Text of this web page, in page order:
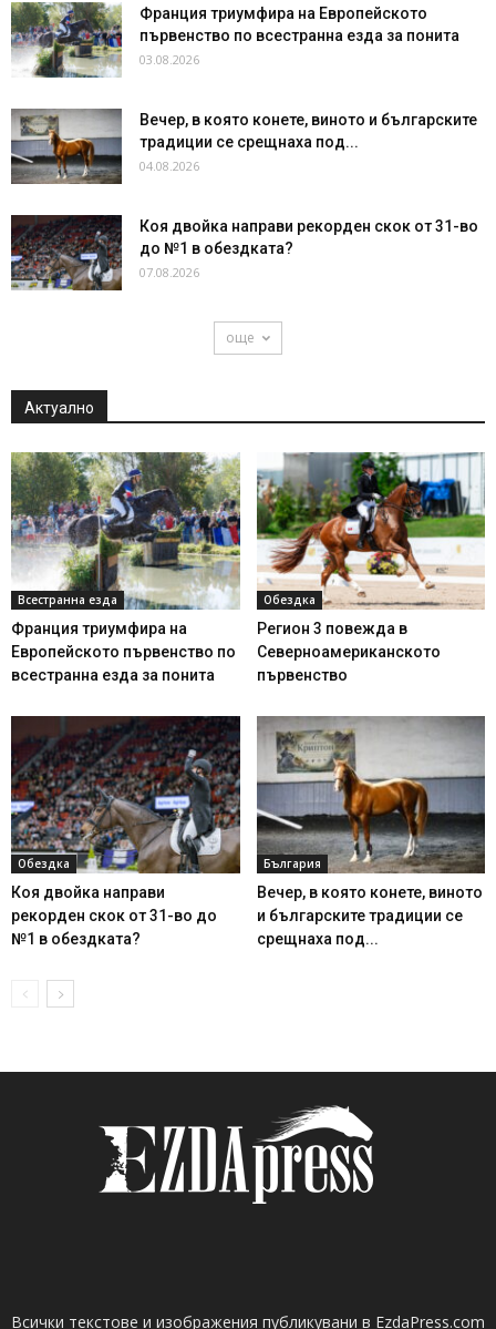
Франция триумфира на Европейското
първенство по всестранна езда за понита
03.08.2026
Вечер, в която конете, виното и българските
традиции се срещнаха под...
04.08.2026
Коя двойка направи рекорден скок от 31-во
до №1 в обездката?
07.08.2026
още
Актуално
Всестранна езда
Франция триумфира на
Европейското първенство по
всестранна езда за понита
Обездка
Регион 3 повежда в
Северноамериканското
първенство
Обездка
Коя двойка направи
рекорден скок от 31-во до
№1 в обездката?
България
Вечер, в която конете, виното
и българските традиции се
срещнаха под...
Всички текстове и изображения публикувани в EzdaPress.com